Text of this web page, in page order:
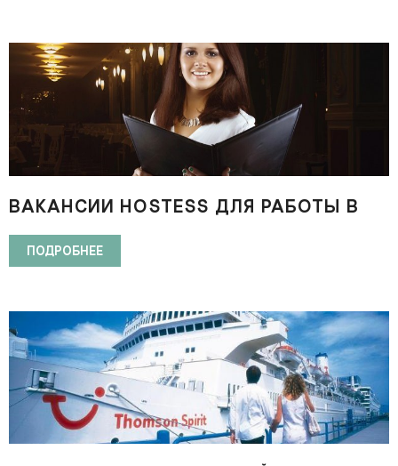
ВАКАНСИИ HOSTESS ДЛЯ РАБОТЫ В
ПОДРОБНЕЕ